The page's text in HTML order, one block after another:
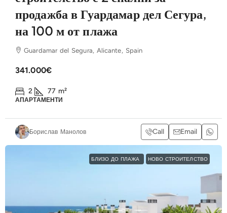
продажба в Гуардамар дел Сегура,
на 100 м от плажа
Guardamar del Segura, Alicante, Spain
341.000€
2 77 m²
АПАРТАМЕНТИ
Борислав Манолов Call Email
БЛИЗО ДО ПЛАЖА НОВО СТРОИТЕЛСТВО